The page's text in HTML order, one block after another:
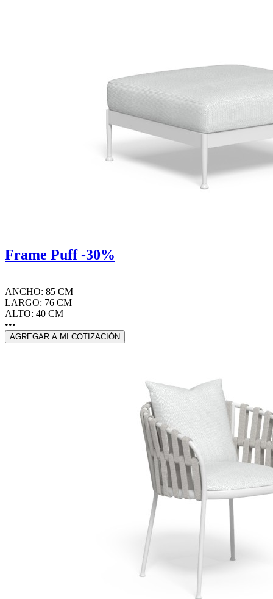
Frame Puff -30%
ANCHO: 85 CM
LARGO: 76 CM
ALTO: 40 CM
•••
AGREGAR A MI COTIZACIÓN